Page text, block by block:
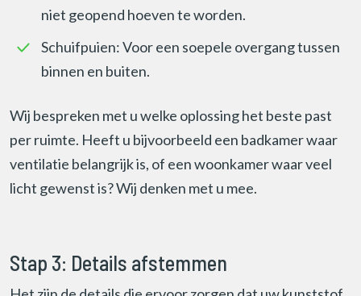
niet geopend hoeven te worden.
Schuifpuien: Voor een soepele overgang tussen
binnen en buiten.
Wij bespreken met u welke oplossing het beste past
per ruimte. Heeft u bijvoorbeeld een badkamer waar
ventilatie belangrijk is, of een woonkamer waar veel
licht gewenst is? Wij denken met u mee.
Stap 3: Details afstemmen